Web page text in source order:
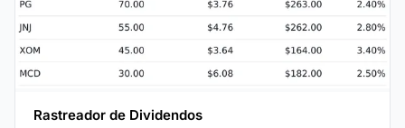
Rastreador de Dividendos